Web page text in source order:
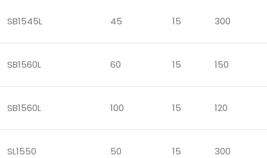
SB1545L 45 15 300
SB1560L 60 15 150
SB1560L 100 15 120
SL1550 50 15 300